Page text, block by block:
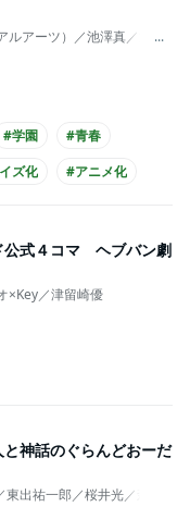
ルアーツ）／池澤真／津留崎
...
#学園
#青春
ズ化 #アニメ化
公式４コマ ヘブバン劇
×Key／津留崎優
神話のぐらんどおーだ
出祐一郎／桜井光／森瀬繚